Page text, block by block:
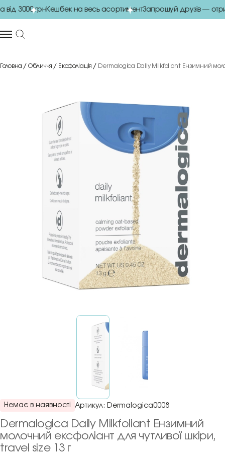
3000 грнКешбек на весь асортиментЗапрошуй друзів —
Головна Обличчя Ексфоліація Dermalogica Daily Milkfoliant Ензимний
Немає в наявності Артикул: Dermalogica0008
Dermalogica Daily Milkfoliant Ензимний
молочний ексфоліант для чутливої шкіри,
travel size 13 г